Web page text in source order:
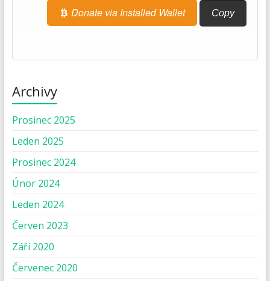
Donate via Installed Wallet Copy
Archivy
Prosinec 2025
Leden 2025
Prosinec 2024
Únor 2024
Leden 2024
Červen 2023
Září 2020
Červenec 2020